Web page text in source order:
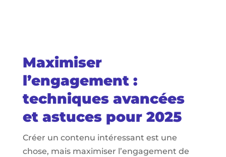
Maximiser
l’engagement :
techniques avancées
et astuces pour 2025
Créer un contenu intéressant est une
chose, mais maximiser l’engagement de